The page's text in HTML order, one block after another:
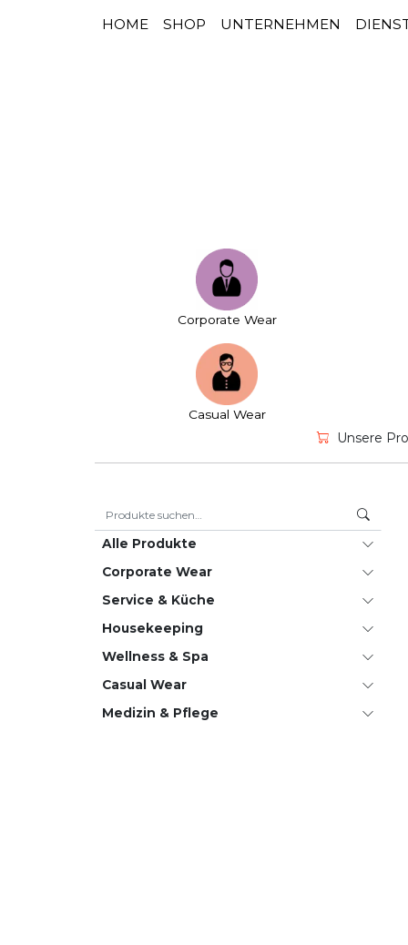
HAUPTNAVIGATION
HOME SHOP UNTERNEHMEN
Corporate Wear
Casual Wear
Unsere
Alle Produkte
Corporate Wear
Service & Küche
House­keeping
Wellness & Spa
Casual Wear
Medizin & Pflege